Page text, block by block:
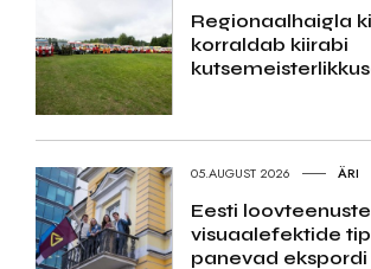
Regionaalhaigla
korraldab kiirabi
05.AUGUST 2026 ÄRI
Eesti
visuaalefektide
panevad ekspordi